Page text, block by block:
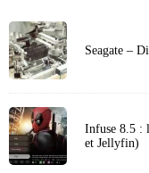
Seagate –
Infuse 8.5 :
et Jellyfin)